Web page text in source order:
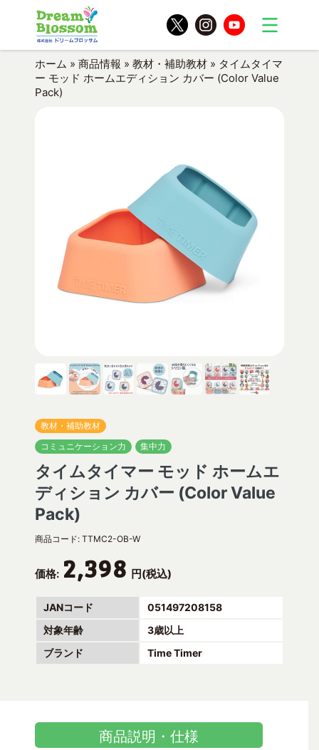
ホーム » 商品情報 » 教材・補助教材 » タイムタイマ
ー モッド ホームエディション カバー (Color Value
Pack)
教材・補助教材
コミュニケーション力
集中力
タイムタイマー モッド ホームエ
ディション カバー (Color Value
Pack)
商品コード: TTMC2-OB-W
価格: 2,398 円(税込)
JANコード
051497208158
対象年齢
3歳以上
ブランド
Time Timer
商品説明・仕様